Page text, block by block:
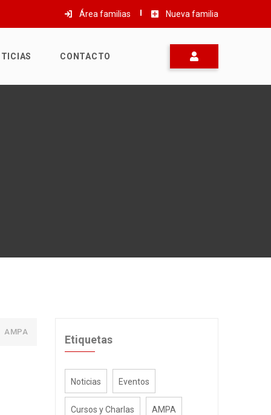
Área familias Nueva familia
CONTACTO
AMPA
Etiquetas
Noticias Eventos
Cursos y Charlas AMPA